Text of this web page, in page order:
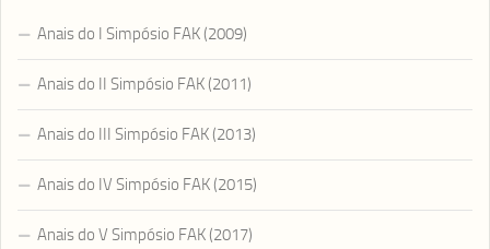
Anais do I Simpósio FAK (2009)
Anais do II Simpósio FAK (2011)
Anais do III Simpósio FAK (2013)
Anais do IV Simpósio FAK (2015)
Anais do V Simpósio FAK (2017)